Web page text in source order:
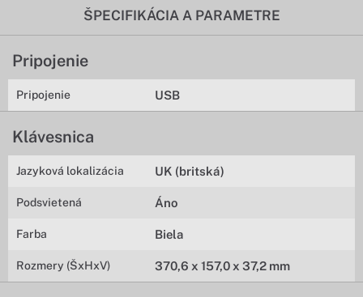
ŠPECIFIKÁCIA A PARAMETRE
Pripojenie
Pripojenie USB
Klávesnica
Jazyková lokalizácia UK (britská)
Podsvietená Áno
Farba Biela
Rozmery (ŠxHxV) 370,6 x 157,0 x 37,2 mm